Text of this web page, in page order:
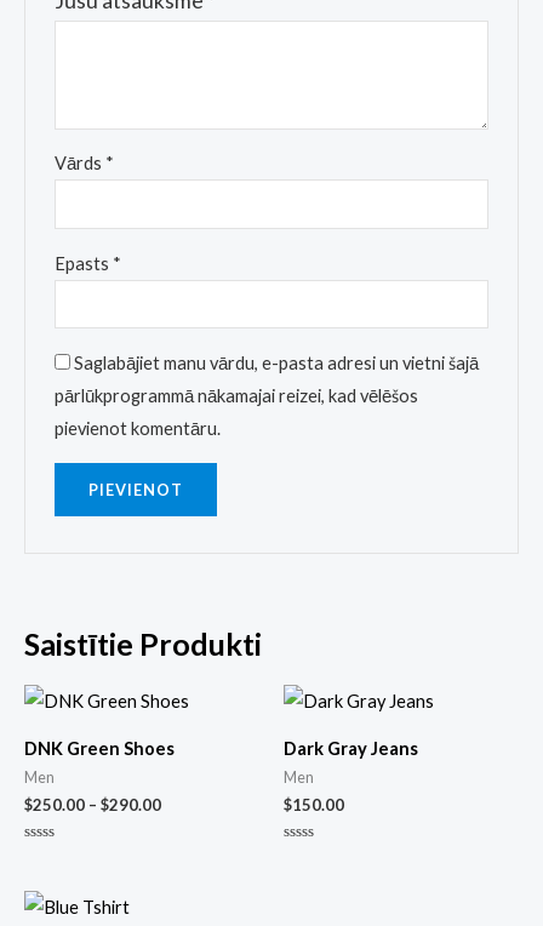
Vārds *
Epasts *
Saglabājiet manu vārdu, e-pasta adresi un vietni šajā
pārlūkprogrammā nākamajai reizei, kad vēlēšos
pievienot komentāru.
Saistītie Produkti
DNK Green Shoes
Men
$250.00 – $290.00
no
5
Dark Gray Jeans
Men
$150.00